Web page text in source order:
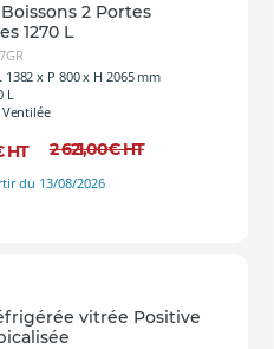
2 Portes
1270 L
x P 800 x H 2065 mm
L
HT 2 621,00€HT
du 13/08/2026
vitrée Positive